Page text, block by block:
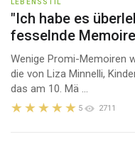
LEBENSSTIL
"Ich habe es
fesselnde
Wenige Promi-Memoiren
die von Liza Minnelli,
das am 10. Mä ...
5 2711